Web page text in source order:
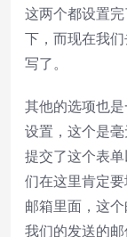
这两个都设置
下，而现在我
写了。
其他的选项也
设置，这个是
提交了这个表
们在这里肯定
邮箱里面，这
我们的发送的